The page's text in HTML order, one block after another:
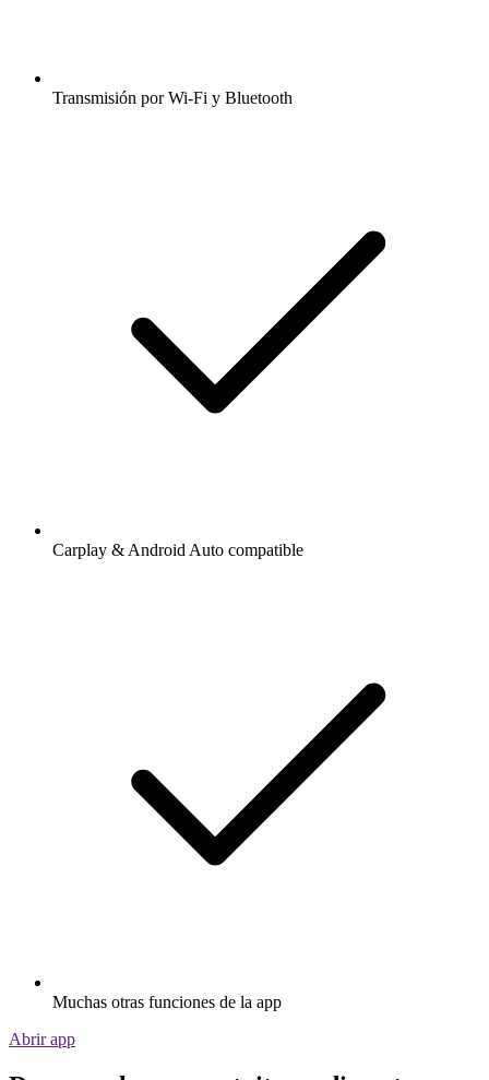
Transmisión por Wi-Fi y Bluetooth
Carplay & Android Auto compatible
Muchas otras funciones de la app
Abrir app